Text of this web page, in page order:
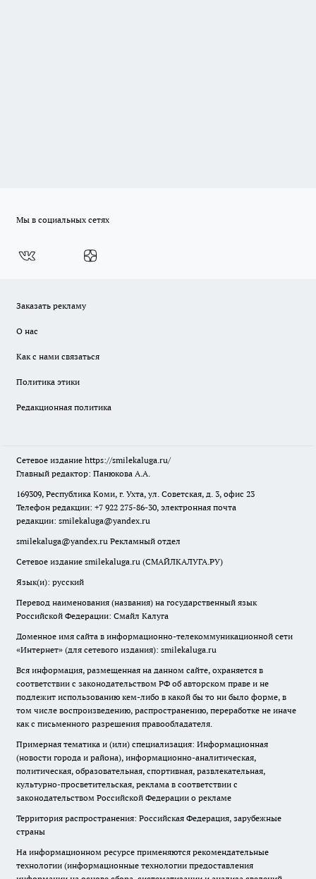
Мы в социальных сетях
Заказать рекламу
О нас
Как с нами связаться
Политика этики
Редакционная политика
Сетевое издание https://smilekaluga.ru/
Главный редактор: Панюкова А.А.
169309, Республика Коми, г. Ухта, ул. Советская, д. 3, офис 23
Телефон редакции: +7 922 275-86-30, электронная почта
редакции: smilekaluga@yandex.ru
smilekaluga@yandex.ru Рекламный отдел
Сетевое издание smilekaluga.ru (СМАЙЛКАЛУГА.РУ)
Язык(и): русский
Перевод наименования (названия) на государственный язык
Российской Федерации: Смайл Калуга
Доменное имя сайта в информационно-телекоммуникационной сети
«Интернет» (для сетевого издания): smilekaluga.ru
Вся информация, размещенная на данном сайте, охраняется в
соответствии с законодательством РФ об авторском праве и не
подлежит использованию кем-либо в какой бы то ни было форме, в
том числе воспроизведению, распространению, переработке не иначе
как с письменного разрешения правообладателя.
Примерная тематика и (или) специализация: Информационная
(новости города и района), информационно-аналитическая,
политическая, образовательная, спортивная, развлекательная,
культурно-просветительская, реклама в соответствии с
законодательством Российской Федерации о рекламе
Территория распространения: Российская Федерация, зарубежные
страны
На информационном ресурсе применяются рекомендательные
технологии (информационные технологии предоставления